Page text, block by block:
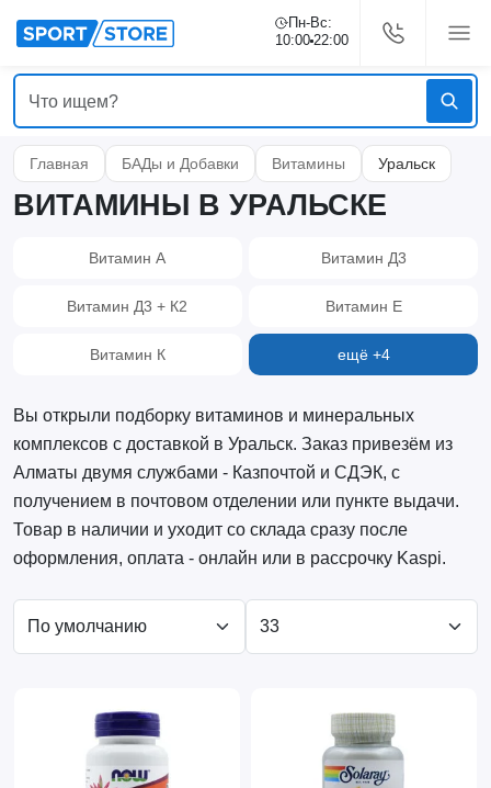
Пн-Вс:
10:00 22:00
Главная БАДы и Добавки Витамины Уральск
ВИТАМИНЫ В УРАЛЬСКЕ
Витамин А Витамин Д3
Витамин Д3 + К2 Витамин Е
Витамин К ещё +4
Вы открыли подборку витаминов и минеральных
комплексов с доставкой в Уральск. Заказ привезём из
Алматы двумя службами - Казпочтой и СДЭК, с
получением в почтовом отделении или пункте выдачи.
Товар в наличии и уходит со склада сразу после
оформления, оплата - онлайн или в рассрочку Kaspi.